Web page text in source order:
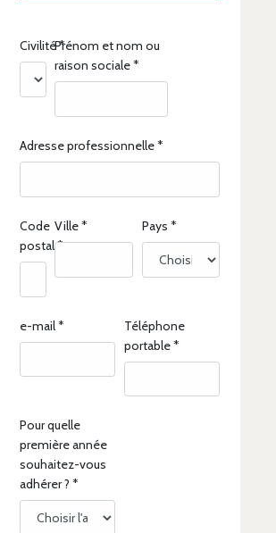
Civilité*
Prénom et nom ou
raison sociale*
Adresse professionnelle*
Code
postal*
Ville* Pays *
e-mail*
Téléphone
portable*
Pour quelle
première année
souhaitez-vous
adhérer ? *